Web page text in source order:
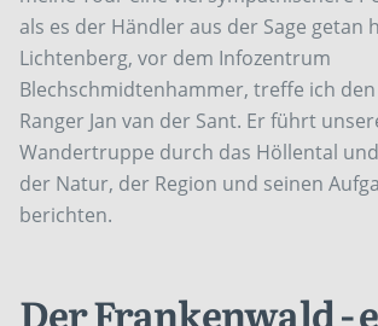
als es der Händler aus der Sage getan
Lichtenberg, vor dem Infozentrum
Blechschmidtenhammer, treffe ich
Ranger Jan van der Sant. Er führt
Wandertruppe durch das Höllental
der Natur, der Region und seinen
berichten.
Der Frankenwald -